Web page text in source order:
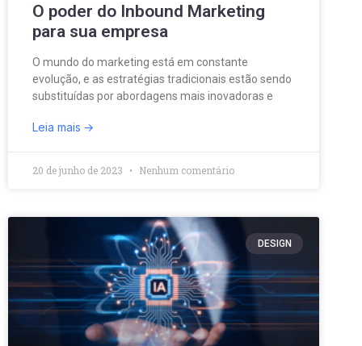
O poder do Inbound Marketing
para sua empresa
O mundo do marketing está em constante
evolução, e as estratégias tradicionais estão sendo
substituídas por abordagens mais inovadoras e
Leia mais
20 de junho de 2023 Nenhum comentário
DESIGN